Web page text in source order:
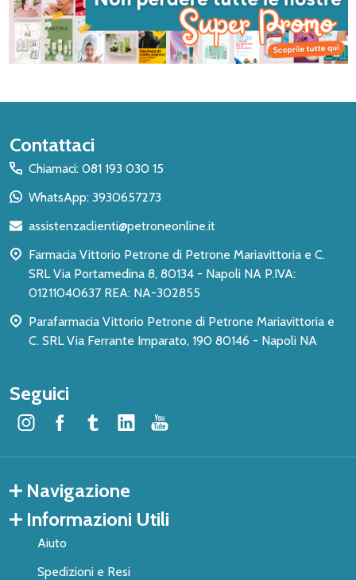
Inizio
del
piè
pagina
Contattaci
Chiamaci: 081 193 030 15
WhatsApp: 3930657273
assistenzaclienti@petroneonline.it
Farmacia Vittorio Petrone di Petrone Mariavittoria e C.
SRL Via Portamedina 8, 80134 - Napoli NA P.IVA:
01211040637 REA: NA-302855
Parafarmacia Vittorio Petrone di Petrone Mariavittoria e
C. SRL Via Ferrante Imparato, 190 80146 - Napoli NA
Seguici
Navigazione
Informazioni Utili
Aiuto
Spedizioni e Resi